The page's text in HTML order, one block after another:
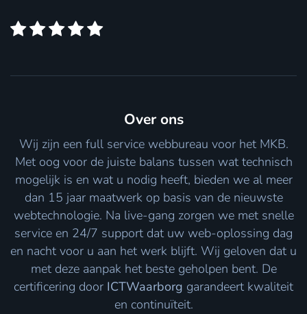
Over ons
Wij zijn een full service webbureau voor het MKB.
Met oog voor de juiste balans tussen wat technisch
mogelijk is en wat u nodig heeft, bieden we al meer
dan 15 jaar maatwerk op basis van de nieuwste
webtechnologie. Na live-gang zorgen we met snelle
service en 24/7 support dat uw web-oplossing dag
en nacht voor u aan het werk blijft. Wij geloven dat u
met deze aanpak het beste geholpen bent. De
certificering door ICTWaarborg garandeert kwaliteit
en continuïteit.